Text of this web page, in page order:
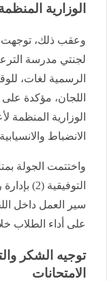
الوزارية
وعقب ذلك، توجهت
لجنتي مدرسة
الرسمية لغات،
اللجان، مؤكدة على
الوزارية المنظمة
الانضباط
سير العمل داخل
على أداء الطلاب
توجيه الشكر
الامتحانات